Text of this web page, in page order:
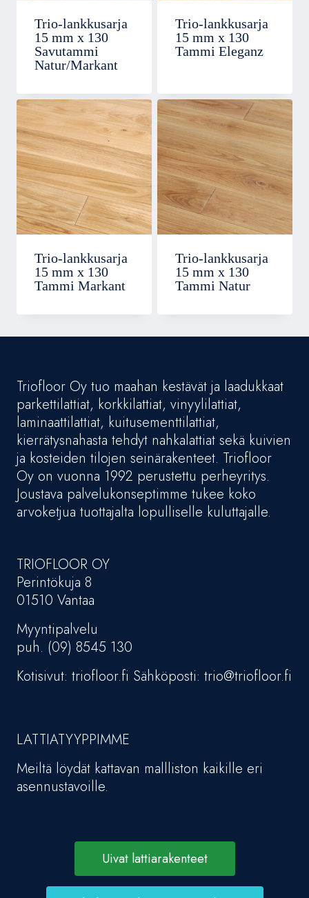
Trio-lankkusarja
15 mm x 130
Savutammi
Natur/Markant
Trio-lankkusarja
15 mm x 130
Tammi Eleganz
Trio-lankkusarja
15 mm x 130
Tammi Markant
Trio-lankkusarja
15 mm x 130
Tammi Natur
Triofloor Oy tuo maahan kestävät ja laadukkaat
parkettilattiat, korkkilattiat, vinyylilattiat,
laminaattilattiat, kuitusementtilattiat,
kierrätysnahasta tehdyt nahkalattiat sekä kuivien
ja kosteiden tilojen seinärakenteet. Triofloor
Oy on vuonna 1992 perustettu perheyritys.
Joustava palvelukonseptimme tukee koko
arvoketjua tuottajalta lopulliselle kuluttajalle.
TRIOFLOOR OY
Perintökuja 8
01510 Vantaa
Myyntipalvelu
puh. (09) 8545 130
Kotisivut: triofloor.fi Sähköposti: trio@triofloor.fi
LATTIATYYPPIMME
Meiltä löydät kattavan mallliston kaikille eri
asennustavoille.
Uivat lattiarakenteet